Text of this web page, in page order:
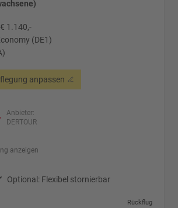
1.140,-
(DE1)
anpassen
Anbieter:
DERTOUR
anzeigen
Optional: Flexibel stornierbar
Rückflug